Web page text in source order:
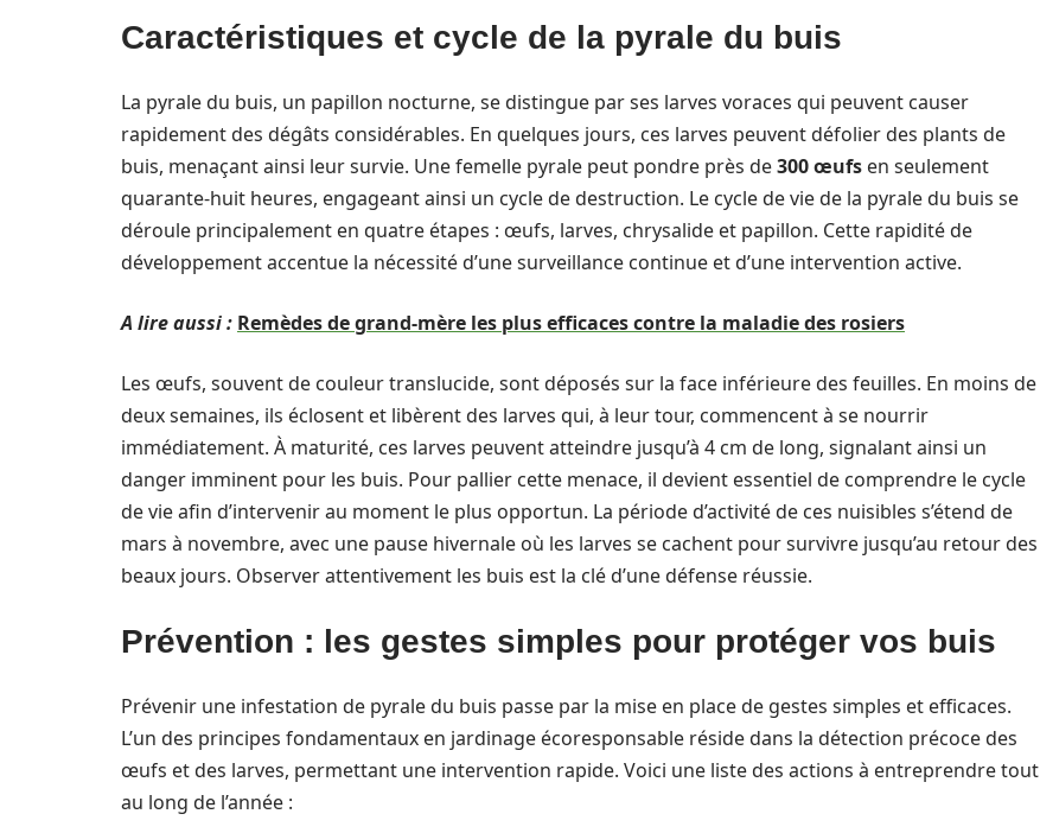
Caractéristiques et cycle de la pyrale du buis
La pyrale du buis, un papillon nocturne, se distingue par ses larves voraces qui peuvent causer
rapidement des dégâts considérables. En quelques jours, ces larves peuvent défolier des plants de
buis, menaçant ainsi leur survie. Une femelle pyrale peut pondre près de300 œufs en seulement
quarante-huit heures, engageant ainsi un cycle de destruction. Le cycle de vie de la pyrale du buis se
déroule principalement en quatre étapes : œufs, larves, chrysalide et papillon. Cette rapidité de
développement accentue la nécessité d’une surveillance continue et d’une intervention active.
A lire aussi : Remèdes de grand-mère les plus efficaces contre la maladie des rosiers
Les œufs, souvent de couleur translucide, sont déposés sur la face inférieure des feuilles. En moins de
deux semaines, ils éclosent et libèrent des larves qui, à leur tour, commencent à se nourrir
immédiatement. À maturité, ces larves peuvent atteindre jusqu’à 4 cm de long, signalant ainsi un
danger imminent pour les buis. Pour pallier cette menace, il devient essentiel de comprendre le cycle
de vie afin d’intervenir au moment le plus opportun. La période d’activité de ces nuisibles s’étend de
mars à novembre, avec une pause hivernale où les larves se cachent pour survivre jusqu’au retour des
beaux jours. Observer attentivement les buis est la clé d’une défense réussie.
Prévention : les gestes simples pour protéger vos buis
Prévenir une infestation de pyrale du buis passe par la mise en place de gestes simples et efficaces.
L’un des principes fondamentaux en jardinage écoresponsable réside dans la détection précoce des
œufs et des larves, permettant une intervention rapide. Voici une liste des actions à entreprendre tout
au long de l’année :